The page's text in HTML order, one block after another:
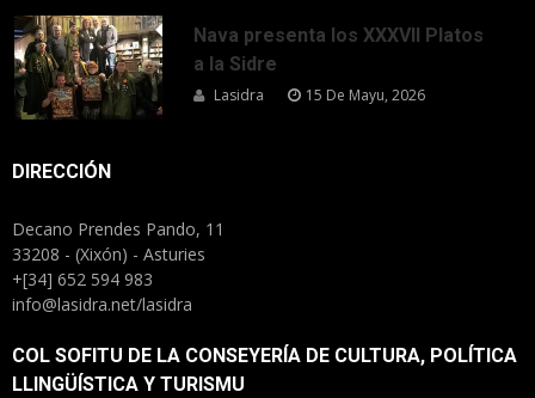
Nava presenta los XXXVII Platos
a la Sidre
Lasidra 15 De Mayu, 2026
DIRECCIÓN
Decano Prendes Pando, 11
33208 - (Xixón) - Asturies
+[34] 652 594 983
info@lasidra.net/lasidra
COL SOFITU DE LA CONSEYERÍA DE CULTURA, POLÍTICA
LLINGÜÍSTICA Y TURISMU